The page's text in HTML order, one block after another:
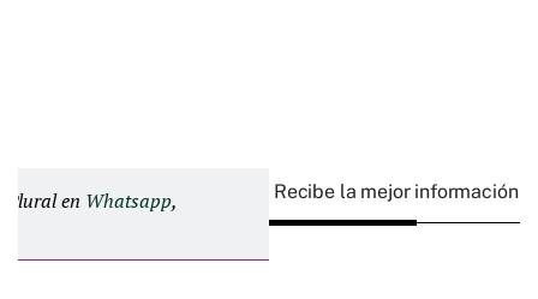
Plural en Whatsapp, Recibe la mejor información